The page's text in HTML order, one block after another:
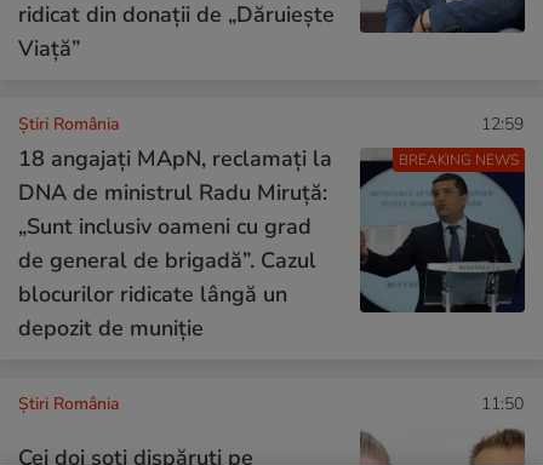
ridicat din donații de „Dăruiește
Viață”
BREAKING NEWS
Știri România 12:59
18 angajați MApN, reclamați la
DNA de ministrul Radu Miruță:
„Sunt inclusiv oameni cu grad
de general de brigadă”. Cazul
blocurilor ridicate lângă un
depozit de muniție
Știri România 11:50
Cei doi soți dispăruți pe